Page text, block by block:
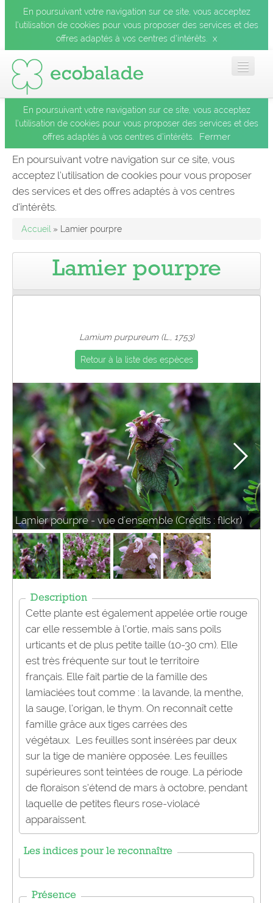
En poursuivant votre navigation sur ce site, vous acceptez
l’utilisation de cookies pour vous proposer des services et des
offres adaptés à vos centres d’intérêts.
x
Accueil
Les balades
Les espèces
Pro
En poursuivant votre navigation sur ce site, vous acceptez
l’utilisation de cookies pour vous proposer des services et des
offres adaptés à vos centres d’intérêts.
Fermer
En poursuivant votre navigation sur ce site, vous
acceptez l’utilisation de cookies pour vous proposer
des services et des offres adaptés à vos centres
d’intérêts.
Accueil » Lamier pourpre
Lamier pourpre
Lamium purpureum (L., 1753)
Retour à la liste des espèces
Lamier pourpre - vue d'ensemble (Crédits : flickr)
Description
Cette plante est également appelée ortie rouge
car elle ressemble à l’ortie, mais sans poils
urticants et de plus petite taille (10-30 cm). Elle
est très fréquente sur tout le territoire
français. Elle fait partie de la famille des
lamiaciées tout comme : la lavande, la menthe,
la sauge, l’origan, le thym. On reconnaît cette
famille grâce aux tiges carrées des
végétaux. Les feuilles sont insérées par deux
sur la tige de manière opposée. Les feuilles
supérieures sont teintées de rouge. La période
de floraison s’étend de mars à octobre, pendant
laquelle de petites fleurs rose-violacé
apparaissent.
Les indices pour le reconnaître
Présence